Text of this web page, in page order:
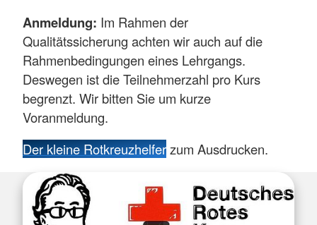
Anmeldung: Im Rahmen der
Qualitätssicherung achten wir auch auf die
Rahmenbedingungen eines Lehrgangs.
Deswegen ist die Teilnehmerzahl pro Kurs
begrenzt. Wir bitten Sie um kurze
Voranmeldung.
Der kleine Rotkreuzhelferzum Ausdrucken.